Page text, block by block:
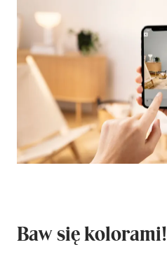
Baw się kolorami!